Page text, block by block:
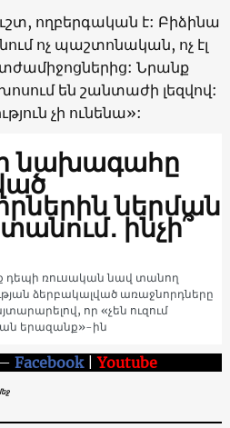
ողբերգական է: Բիձինա
ոչ պաշտոնական, ոչ էլ
Նրանք
են շանտաժի լեզվով:
չի ունենա»:
նախագահը
ներման
ինչի՞
դեպի ռուսական նավ տանող
ձերբակալված առաջնորդները
որ «չեն ուզում
երազանք»-ին
Facebook |Youtube